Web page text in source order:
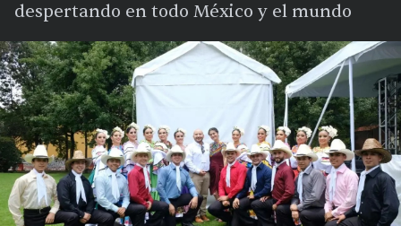
despertando en todo México y el mundo